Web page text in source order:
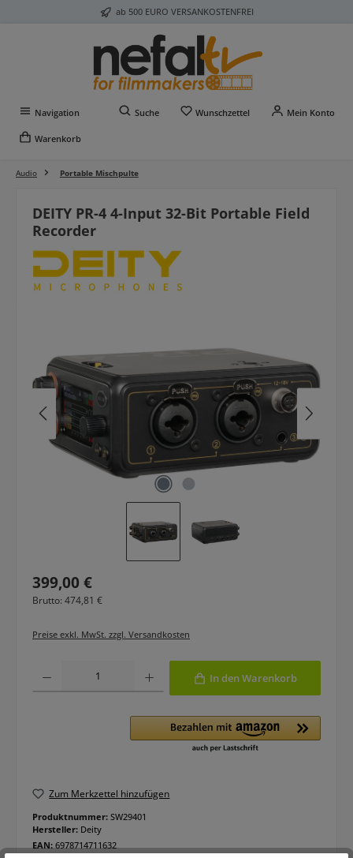
Zum Hauptinhalt springen ab 500 EURO VERSANKOSTENFREI
Navigation Suche Wunschzettel Du hast 0 Produkte auf
Mein Konto
Warenkorb
Audio Portable Mischpulte
DEITY PR-4 4-Input 32-Bit Portable Field
Recorder
Regulärer Preis:
399,00 €
Brutto: 474,81 €
Preise exkl. MwSt. zzgl. Versandkosten
In den Warenkorb
Zum Merkzettel hinzufügen
Produktnummer: SW29401
Hersteller: Deity
EAN:6978714711632